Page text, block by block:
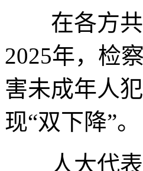
在各方共
2025年，检
害未成年人
现“双下降”。
人大代表